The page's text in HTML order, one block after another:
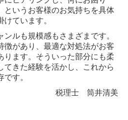
というお客様のお気持ちを具体
ています。
ルも規模感もさまざまです。
徴があり、最適な対処法がお客
ります。そういった部分にも柔
てきた経験を活かし、これから
す。
税理士 筒井清美